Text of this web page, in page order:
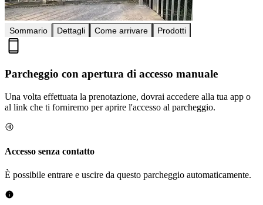
Sommario Dettagli Come arrivare Prodotti
Parcheggio con apertura di accesso manuale
Una volta effettuata la prenotazione, dovrai accedere alla tua app o
al link che ti forniremo per aprire l'accesso al parcheggio.
Accesso senza contatto
È possibile entrare e uscire da questo parcheggio automaticamente.